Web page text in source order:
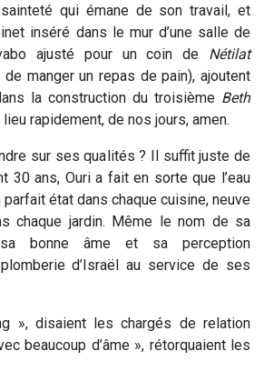
qui émane de son travail, et
inséré dans le mur d’une salle de
ajusté pour un coin de Nétilat
manger un repas de pain), ajoutent
la construction du troisième Beth
lieu rapidement, de nos jours, amen.
sur ses qualités ? Il suffit juste de
30 ans, Ouri a fait en sorte que l’eau
état dans chaque cuisine, neuve
chaque jardin. Même le nom de sa
bonne âme et sa perception
d’Israël au service de ses
», disaient les chargés de relation
beaucoup d’âme », rétorquaient les